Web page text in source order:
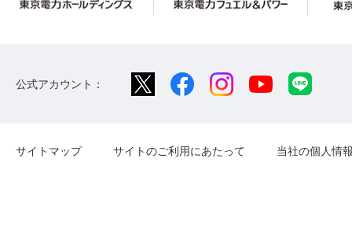
公式アカウント：
サイトマップ サイトのご利用にあたって 当社の個人情